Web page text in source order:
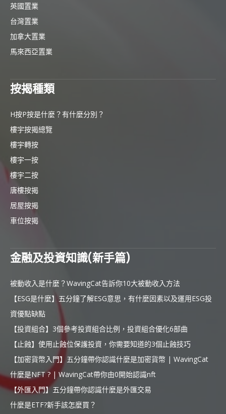
英國置業
台灣置業
加拿大置業
馬來西亞置業
按揭種類
H按P按是什麼？有什麼分別？
樓宇按揭總覽
樓宇轉按
樓宇一按
樓宇二按
唐樓按揭
居屋按揭
車位按揭
金融及投資知識(新手篇)
被動收入是什麼？WavingCat告訴你10大被動收入方法
【ESG是什麼】五分鐘了解ESG意思，有什麼因素以及運用ESG投
資優點缺點
【投資組合】3個參考投資組合比例，投資組合優化6部曲
【止蝕】使用止蝕位保護投資，你需要知道的3個止蝕技巧
【加密貨幣入門】五分鐘帶你認識什麼是加密貨幣 | WavingCat
什麼是NFT ? | WavingCat帶你由0開始認識nft
【外匯入門】五分鐘帶你認識什麼是外匯交易
什麼是ETF?新手該怎麼買？